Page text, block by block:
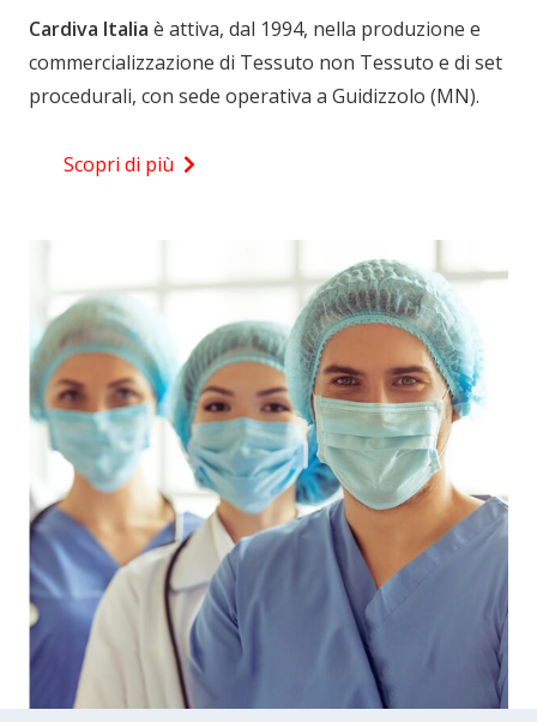
Cardiva Italia è attiva, dal 1994, nella produzione e
commercializzazione di Tessuto non Tessuto e di set
procedurali, con sede operativa a Guidizzolo (MN).
Scopri di più